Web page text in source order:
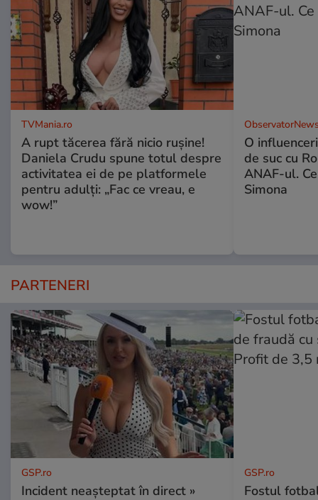
TVMania.ro
A rupt tăcerea fără nicio rușine!
Daniela Crudu spune totul despre
activitatea ei de pe platformele
pentru adulți: „Fac ce vreau, e
wow!”
O
de suc cu
ANAF-ul.
Simona
PARTENERI
GSP.ro
Incident neașteptat în direct »
GSP.ro
Fostul